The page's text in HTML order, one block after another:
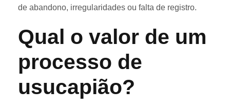
de abandono, irregularidades ou falta de registro.
Qual o valor de um
processo de
usucapião?